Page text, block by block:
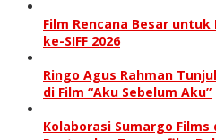
Film Rencana Besar
ke-SIFF 2026
Ringo Agus Rahman
di Film “Aku Sebelum Aku”
Kolaborasi Sumargo